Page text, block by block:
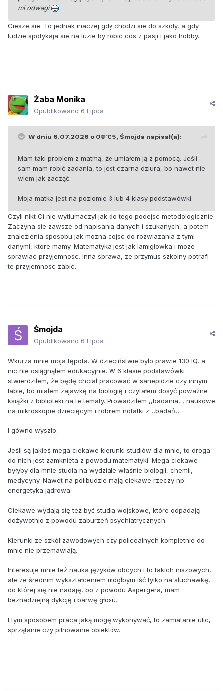
mi odwagi
Ciesze sie. To jednak inaczej gdy chodzi sie do szkoly, a gdy
ludzie spotykaja sie na luzie by robic cos z pasji i jako hobby.
Żaba Monika
Opublikowano 6 Lipca
W dniu 6.07.2026 o 08:05, Śmojda napisał(a):
Mam taki problem z matmą, że umiałem ją z pomocą. Jeśli
sam mam robić zadania, to jest czarna dziura, bo nawet nie
wiem jak zacząć.
Moja matka jest na poziomie 3 lub 4 klasy podstawówki.
Czyli nikt Ci nie wytlumaczyl jak do tego podejsc metodologicznie.
Zaczyna sie zawsze od napisania danych i szukanych, a potem
znalezienia sposobu jak mozna dojsc do rozwiazania z tymi
danymi, ktore mamy. Matematyka jest jak lamiglowka i moze
sprawiac przyjemnosc. Inna sprawa, ze przymus szkolny potrafi
te przyjemnosc zabic.
Śmojda
Opublikowano 6 Lipca
Wkurza mnie moja tępota. W dzieciństwie było prawie 130 IQ, a
nic nie osiągnąłem edukacyjnie. W 6 klasie podstawówki
stwierdziłem, że będę chciał pracować w sanepidzie czy innym
labie, bo miałem zajawkę na biologię i czytałem dosyć poważne
książki z biblioteki na te tematy. Prowadziłem ,,badania, , naukowe
na mikroskopie dziecięcym i robiłem notatki z ,,badań,,.
I gówno wyszło.
Jeśli są jakieś mega ciekawe kierunki studiów dla mnie, to droga
do nich jest zamknieta z powodu matematyki. Mega ciekawe
byłyby dla mnie studia na wydziale właśnie biologii, chemii,
medycyny. Nawet na polibudzie mają ciekawe rzeczy np.
energetyka jądrowa.
Ciekawe wydają się też być studia wojskowe, które odpadają
dożywotnio z powodu zaburzeń psychiatrycznych.
Kierunki ze szkół zawodowych czy policealnych kompletnie do
mnie nie przemawiają.
Interesuje mnie też nauka języków obcych i to takich niszowych,
ale ze średnim wykształceniem mógłbym iść tylko na słuchawkę,
do której się nie nadaję, bo z powodu Aspergera, mam
beznadziejną dykcję i barwę głosu.
I tym sposobem praca jaką mogę wykonywać, to zamiatanie ulic,
sprzątanie czy pilnowanie obiektów.